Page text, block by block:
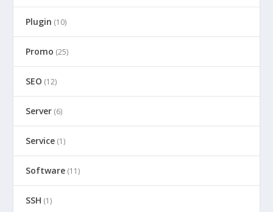
Plugin (10)
Promo (25)
SEO (12)
Server (6)
Service (1)
Software (11)
SSH (1)